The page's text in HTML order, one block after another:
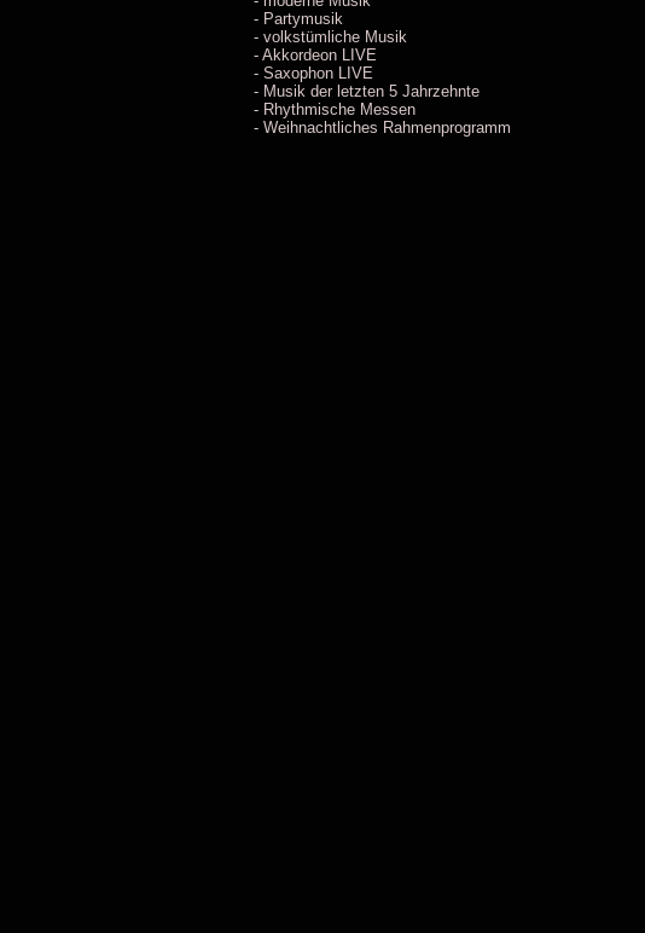
- Partymusik
- volkstümliche Musik
- Akkordeon LIVE
- Saxophon LIVE
- Musik der letzten 5 Jahrzehnte
- Rhythmische Messen
- Weihnachtliches Rahmenprogramm